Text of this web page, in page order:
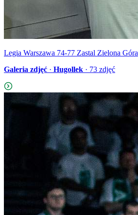
Legia Warszawa 74-77 Zastal Zielona Góra
Galeria zdjęć · Hugollek · 73 zdjęć